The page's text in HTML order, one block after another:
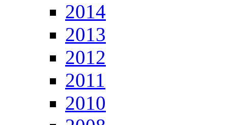
2014
2013
2012
2011
2010